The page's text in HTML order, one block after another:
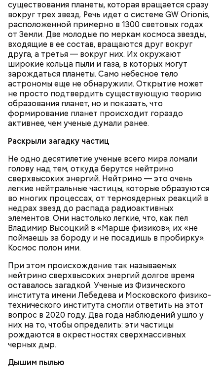
существования планеты, которая вращается сразу
вокруг трех звезд. Речь идет о системе GW Orionis,
расположенной примерно в 1300 световых годах
от Земли. Две молодые по меркам космоса звезды,
входящие в ее состав, вращаются друг вокруг
друга, а третья — вокруг них. Их окружают
широкие кольца пыли и газа, в которых могут
зарождаться планеты. Само небесное тело
астрономы еще не обнаружили. Открытие может
не просто подтвердить существующую теорию
образования планет, но и показать, что
формирование планет происходит гораздо
активнее, чем ученые думали ранее.
Раскрыли загадку частиц
Не одно десятилетие ученые всего мира ломали
голову над тем, откуда берутся нейтрино
сверхвысоких энергий. Нейтрино — это очень
легкие нейтральные частицы, которые образуются
во многих процессах, от термоядерных реакций в
недрах звезд до распада радиоактивных
элементов. Они настолько легкие, что, как пел
Владимир Высоцкий в «Марше физиков», их «не
поймаешь за бороду и не посадишь в пробирку».
Космос полон ими.
При этом происхождение так называемых
нейтрино сверхвысоких энергий долгое время
оставалось загадкой. Ученые из Физического
института имени Лебедева и Московского физико-
технического института смогли ответить на этот
вопрос в 2020 году. Два года наблюдений ушло у
них на то, чтобы определить: эти частицы
рождаются в окрестностях сверхмассивных
черных дыр.
Дышим пылью
— Заранее предсказать, как объект себя поведет,
невозможно. Если допустить резкое движение,
тот будет следовать за ним до тех пор, пока не
угаснет, — объяснил Бычков. — Но чаще всего они
не взрываются. Это редкий случай. Обычно энергия
у них кончается и они затухают.
Однако если молния все же взорвется, то это
может привести к тому, что человек получит ожоги
или загорится помещение, предупредил эксперт.
Вернулся Макеев в Киев в ночь с 3 на 4 мая. По его
словам, ему казалось, что он вернулся домой с
фронта с победой.
— Встречался с теми, кто уехал раньше, так как
раньше прибывал на место. Было большое чувство
радости от встречи с однополчанами, — говорит
он.